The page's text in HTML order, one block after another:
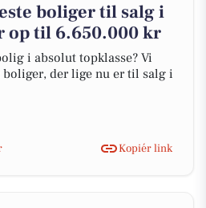
boliger til salg i
op til 6.650.000 kr
i absolut topklasse? Vi
boliger, der lige nu er til salg i
Kopiér link